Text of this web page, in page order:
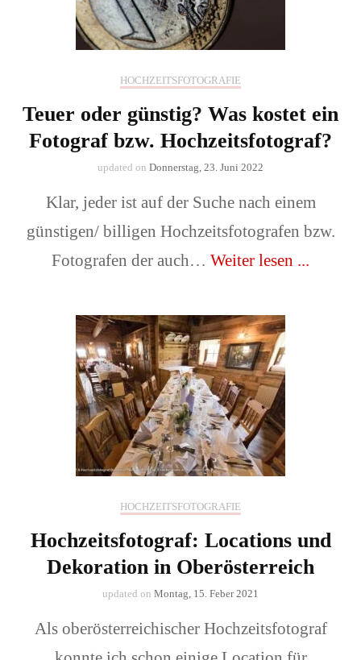
HOCHZEITSFOTOGRAFIE
Teuer oder günstig? Was kostet ein
Fotograf bzw. Hochzeitsfotograf?
updated on Donnerstag, 23. Juni 2022
Klar, jeder ist auf der Suche nach einem
günstigen/ billigen Hochzeitsfotografen bzw.
Fotografen der auch… Weiter lesen ...
HOCHZEITSFOTOGRAFIE
Hochzeitsfotograf: Locations und
Dekoration in Oberösterreich
updated on Montag, 15. Feber 2021
Als oberösterreichischer Hochzeitsfotograf